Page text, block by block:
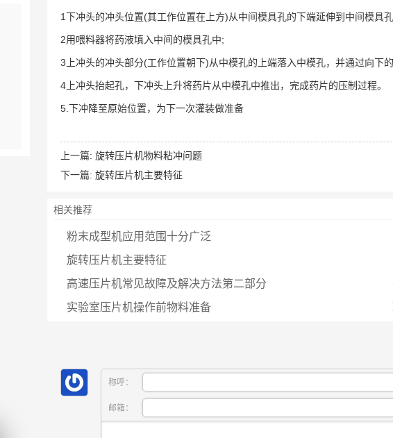
1下冲头的冲头位置(其工作位置在上方)从中间模具孔的下端延伸到中间模具
2用喂料器将药液填入中间的模具孔中;
3上冲头的冲头部分(工作位置朝下)从中模孔的上端落入中模孔，并通过向下
4上冲头抬起孔，下冲头上升将药片从中模孔中推出，完成药片的压制过程。
5.下冲降至原始位置，为下一次灌装做准备
上一篇: 旋转压片机物料粘冲问题
下一篇: 旋转压片机主要特征
相关推荐
粉末成型机应用范围十分广泛
旋转压片机主要特征
高速压片机常见故障及解决方法第二部分
实验室压片机操作前物料准备
称呼：
邮箱：